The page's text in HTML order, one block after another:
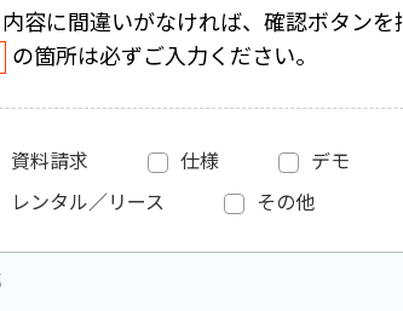
容に間違いがなければ、確認ボタンを
の箇所は必ずご入力ください。
資料請求 仕様 デモ
レンタル／リース その他